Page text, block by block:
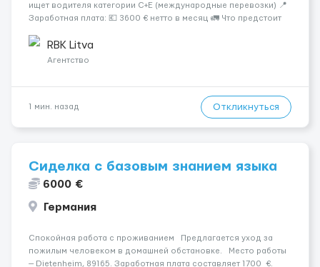
ищет водителя категории C+E (международные перевозки) 📍
Заработная плата: 💶 3600 € нетто в месяц 🚛 Что предстоит
рефрижераторах. В среднем 400–500 км в день. Погрузки и
разгрузки...
RBK Litva
Агентство
1 мин. назад Откликнуться
Сиделка с базовым знанием языка
6000 €
Германия
Спокойная работа с проживанием Предлагается уход за
пожилым человеком в домашней обстановке. Место работы
— Dietenheim, 89165. Заработная плата составляет 1700 €.